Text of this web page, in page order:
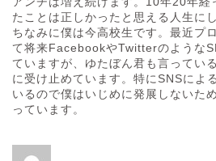
たことは正しかったと思える人生に
ちなみに僕は今高校生です。最近プ
て将来FacebookやTwitterのような
ていますが、ゆたぼん君も言ってい
に受け止めています。特にSNSによ
いるので僕はいじめに発展しないた
っています。